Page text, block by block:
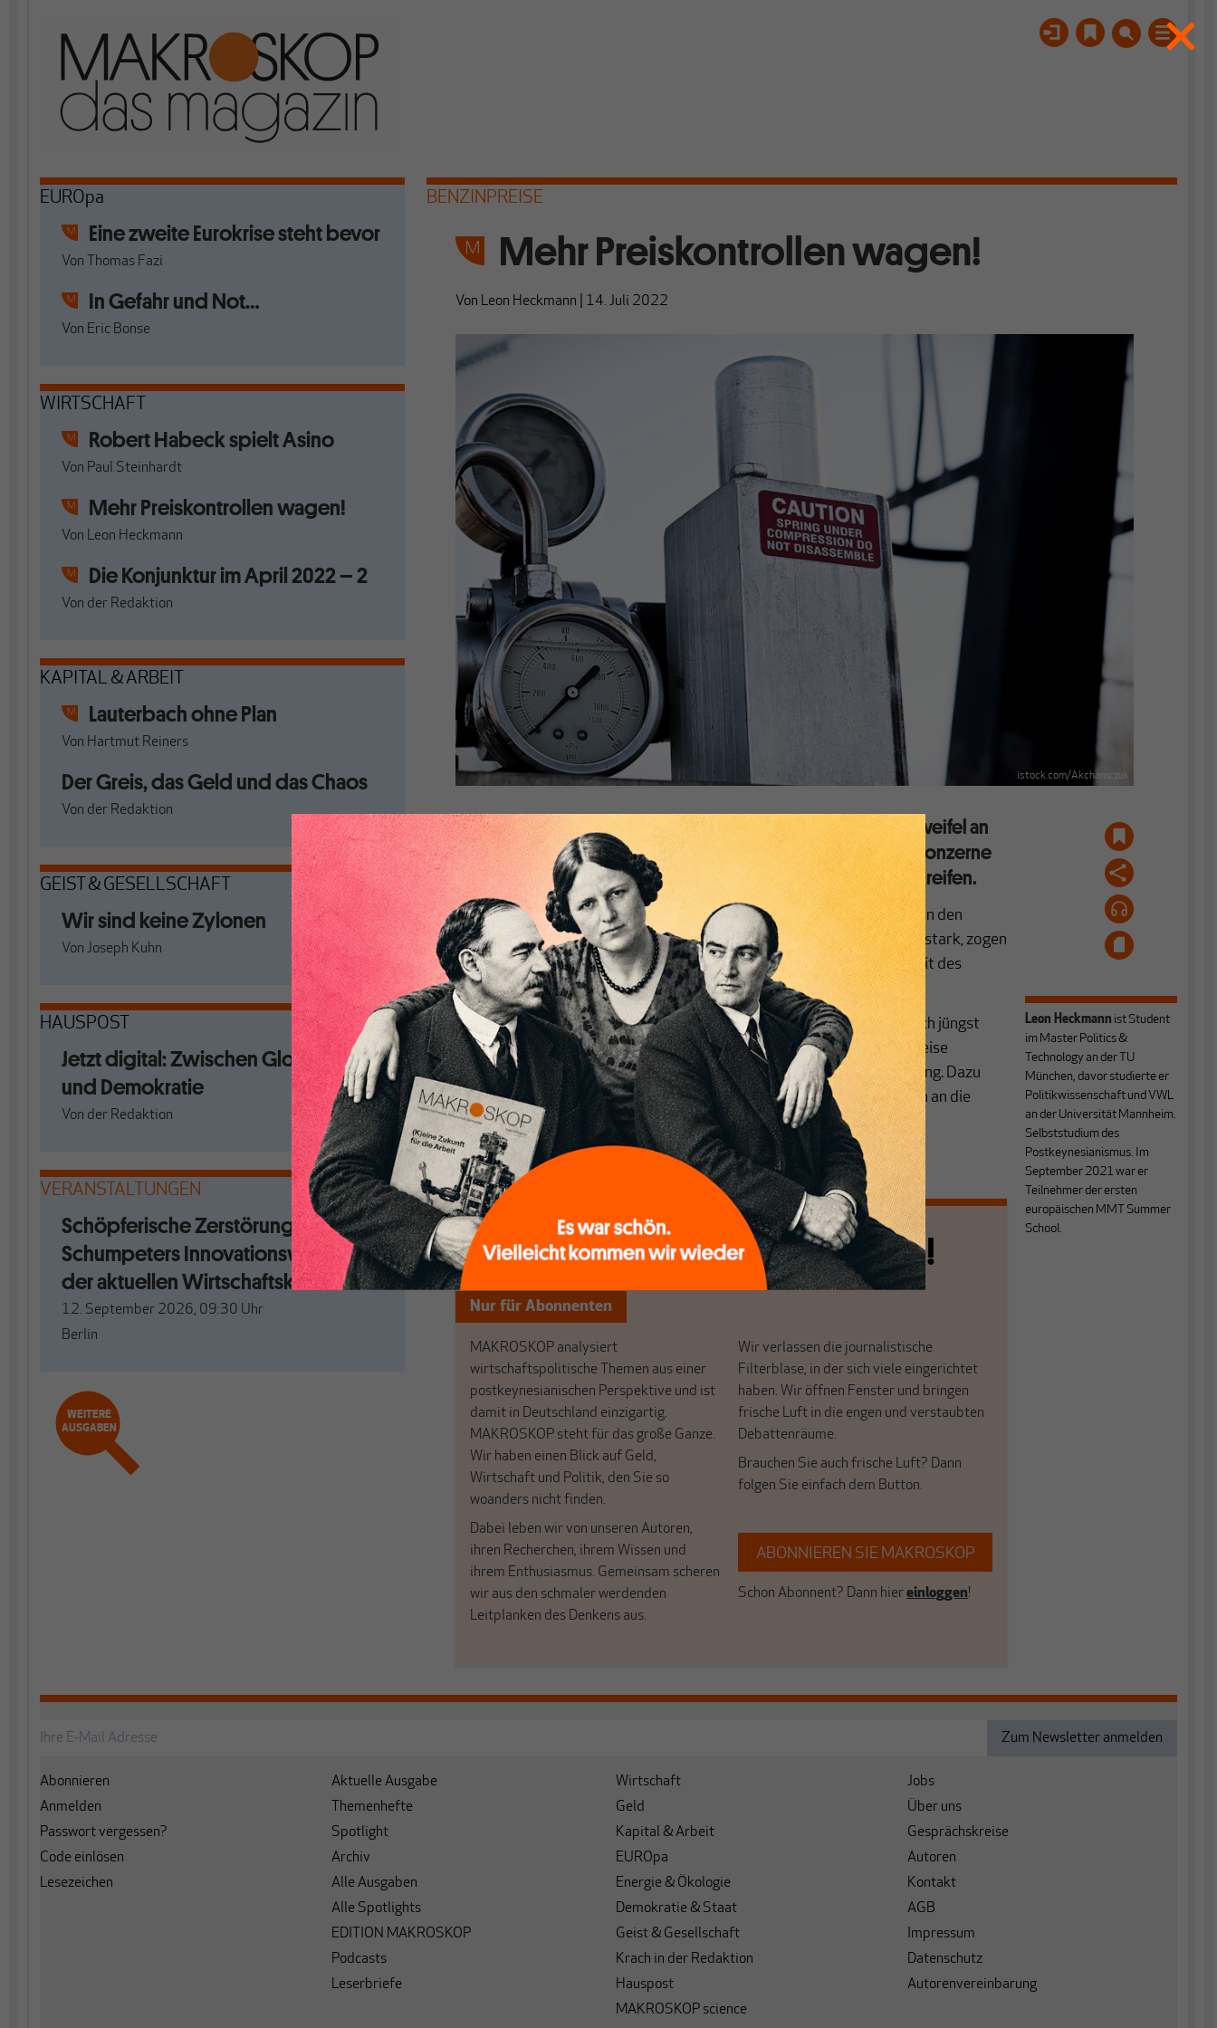
EUROpa
Eine zweite Eurokrise steht bevor
Von Thomas Fazi
In Gefahr und Not…
Von Eric Bonse
WIRTSCHAFT
Robert Habeck spielt Asino
Von Paul Steinhardt
Mehr Preiskontrollen wagen!
Von Leon Heckmann
Die Konjunktur im April 2022 – 2
Von der Redaktion
KAPITAL & ARBEIT
Lauterbach ohne Plan
Von Hartmut Reiners
Der Greis, das Geld und das Chaos
Von der Redaktion
GEIST & GESELLSCHAFT
Wir sind keine Zylonen
Von Joseph Kuhn
HAUSPOST
Jetzt digital: Zwischen Globalismus
und Demokratie
Von der Redaktion
VERANSTALTUNGEN
Schöpferische Zerstörung. Mit
Schumpeters Innovationswellen aus
der aktuellen Wirtschaftskrise?
12. September 2026, 09:30 Uhr
Berlin
WEITERE
AUSGABEN
BENZINPREISE
Mehr Preiskontrollen wagen!
Von Leon Heckmann 14. Juli 2022
istock.com/Akchamczuk
Die Debatte um die Weitergabe des Tankrabatts weckt Zweifel an
seiner Wirksamkeit. Anstatt sich vom guten Willen der Ölkonzerne
abhängig zu machen, sollte die Politik zu Preiskontrollen greifen.
Am 01. Juni sollte es soweit sein und durch den Tankrabatt die Preise an den
Tankstellen spürbar zurückgehen. Zwar sanken die Preise unmittelbar stark, zogen
danach aber wieder leicht an. Seitdem wird heftig über die Wirksamkeit des
Tankrabatts debattiert.
Nun zeigen die Preise an der Zapfsäule einen Trend nach unten, wie auch jüngst
vom Ifo-Institut bestätigt. Aber der gleichzeitige Anstieg der Rohölpreise
dämpfte den Effekt auf eine relative statt einer absoluten Preissenkung. Dazu
kommt die offene Frage, wie viel vom Tankrabatt von den Ölkonzernen an die
Autofahrer weitergegeben wird.
[...]
Nichts schreibt sich von allein!
Nur für Abonnenten
MAKROSKOP analysiert
wirtschaftspolitische Themen aus einer
postkeynesianischen Perspektive und ist
damit in Deutschland einzigartig.
MAKROSKOP steht für das große Ganze.
Wir haben einen Blick auf Geld,
Wirtschaft und Politik, den Sie so
woanders nicht finden.
Dabei leben wir von unseren Autoren,
ihren Recherchen, ihrem Wissen und
ihrem Enthusiasmus. Gemeinsam scheren
wir aus den schmaler werdenden
Leitplanken des Denkens aus.
Wir verlassen die journalistische
Filterblase, in der sich viele eingerichtet
haben. Wir öffnen Fenster und bringen
frische Luft in die engen und verstaubten
Debattenräume.
Brauchen Sie auch frische Luft? Dann
folgen Sie einfach dem Button.
ABONNIEREN SIE MAKROSKOP
Schon Abonnent? Dann hier einloggen!
Leon Heckmann ist Student
im Master Politics &
Technology an der TU
München, davor studierte er
Politikwissenschaft und VWL
an der Universität Mannheim.
Selbststudium des
Postkeynesianismus. Im
September 2021 war er
Teilnehmer der ersten
europäischen MMT Summer
School.
Abonnieren
Anmelden
Passwort vergessen?
Code einlösen
Lesezeichen
Aktuelle Ausgabe
Themenhefte
Spotlight
Archiv
Alle Ausgaben
Alle Spotlights
EDITION MAKROSKOP
Podcasts
Leserbriefe
Wirtschaft
Geld
Kapital & Arbeit
EUROpa
Energie & Ökologie
Demokratie & Staat
Geist & Gesellschaft
Krach in der Redaktion
Hauspost
MAKROSKOP science
Jobs
Über uns
Gesprächskreise
Autoren
Kontakt
AGB
Impressum
Datenschutz
Autorenvereinbarung